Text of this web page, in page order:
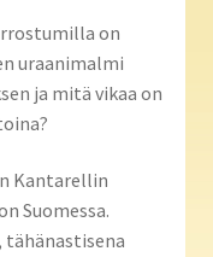
on
uraanimalmi
ja mitä vikaa on
Kantarellin
Suomessa.